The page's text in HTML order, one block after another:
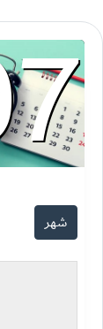
شهر